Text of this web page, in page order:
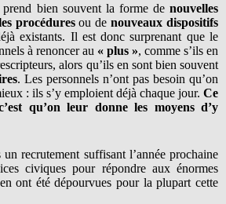
prend bien souvent la forme denouvelles
procéduresou denouveaux dispositifs
existants. Il est donc surprenant que le
à renoncer au « plus », comme s’ils en
alors qu’ils en sont bien souvent
. Les personnels n’ont pas besoin qu’on
: ils s’y emploient déjà chaque jour. Ce
qu’on leur donne les moyens d’y
recrutement suffisant l’année prochaine
civiques pour répondre aux énormes
ont été dépourvues pour la plupart cette